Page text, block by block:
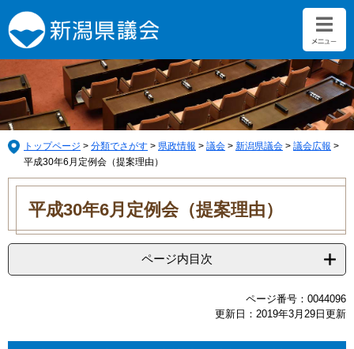
ー
ジ
の
先
頭
で
す。
ニ
ュ
ー
を
飛
ば
し
て
トップページ > 分類でさがす > 県政情報 > 議会 > 新潟県議会 > 議会広報 >
平成30年6月定例会（提案理由）
本
平成30年6月定例会（提案理由）
ページ内目次
ページ番号：0044096
更新日：2019年3月29日更新